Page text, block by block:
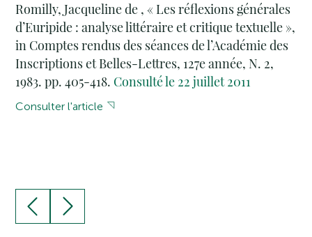
Romilly, Jacqueline de , « Les réflexions générales
d’Euripide : analyse littéraire et critique textuelle »,
in Comptes rendus des séances de l’Académie des
Inscriptions et Belles-Lettres, 127e année, N. 2,
1983. pp. 405-418. Consulté le 22 juillet 2011
Consulter l'article